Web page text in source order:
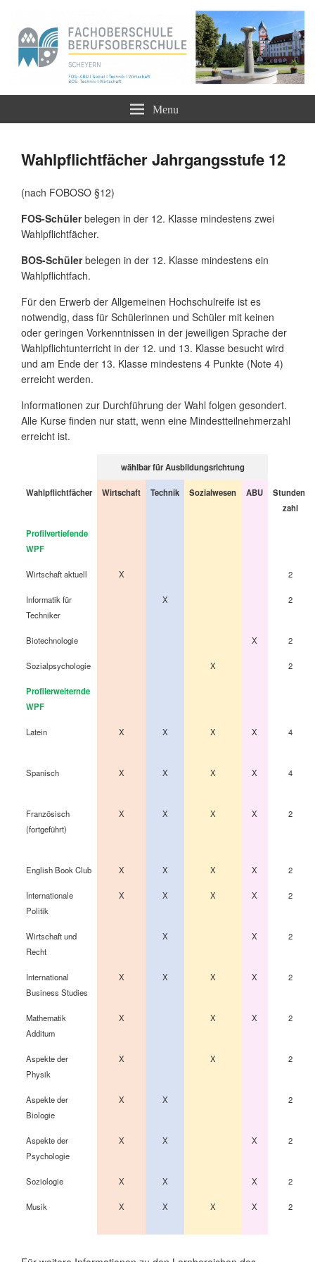
Berufliche Oberschule Scheyern –
FOS BOS
Menu
Wahlpflichtfächer Jahrgangsstufe 12
(nach FOBOSO §12)
FOS-Schülerbelegen in der 12. Klasse mindestens zwei
Wahlpflichtfächer.
BOS-Schülerbelegen in der 12. Klasse mindestens ein
Wahlpflichtfach.
Für den Erwerb der Allgemeinen Hochschulreife ist es
notwendig, dass für Schülerinnen und Schüler mit keinen
oder geringen Vorkenntnissen in der jeweiligen Sprache der
Wahlpflichtunterricht in der 12. und 13. Klasse besucht wird
und am Ende der 13. Klasse mindestens 4 Punkte (Note 4)
erreicht werden.
Informationen zur Durchführung der Wahl folgen gesondert.
Alle Kurse finden nur statt, wenn eine Mindestteilnehmerzahl
erreicht ist.
wählbar für Ausbildungsrichtung
Wahlpflichtfächer Wirtschaft Technik Sozialwesen ABU
Stunden-
zahl
Profilvertiefende
WPF
Wirtschaft aktuell X 2
Informatik für
Techniker
X 2
Biotechnologie X 2
Sozialpsychologie X 2
Profilerweiternde
WPF
Latein X X X X 4
Spanisch X X X X 4
Französisch
(fortgeführt)
X X X X 2
English Book Club X X X X 2
Internationale
Politik
X X X X 2
Wirtschaft und
Recht
X X 2
International
Business Studies
X X X X 2
Mathematik
Additum
X X X 2
Aspekte der
Physik
X X 2
Aspekte der
Biologie
X X 2
Aspekte der
Psychologie
X X X 2
Soziologie X X X 2
Musik X X X X 2